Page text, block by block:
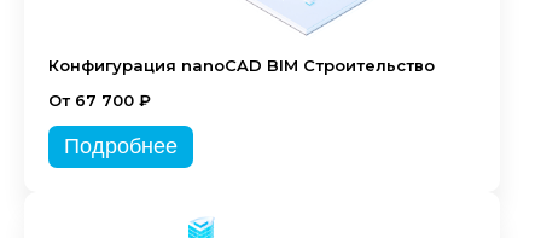
Конфигурация nanoCAD BIM Строительство
От 67 700 ₽
Подробнее